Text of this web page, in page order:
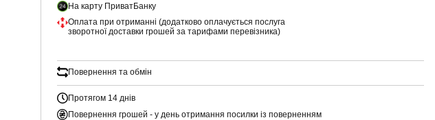
На карту ПриватБанку
Оплата при отриманні (додатково оплачується послуга
зворотної доставки грошей за тарифами перевізника)
Повернення та обмін
Протягом 14 днів
Повернення грошей - у день отримання посилки із поверненням